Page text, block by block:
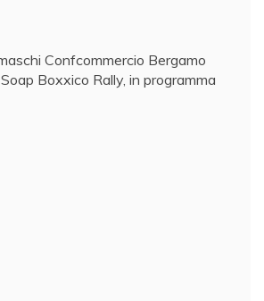
Confcommercio Bergamo
Boxxico Rally, in programma